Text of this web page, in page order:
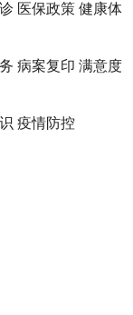
医保政策 健康体
病案复印 满意度
疫情防控